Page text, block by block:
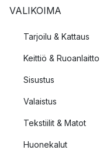
VALIKOIMA
Tarjoilu & Kattaus
Keittiö & Ruoanlaitto
Sisustus
Valaistus
Tekstiilit & Matot
Huonekalut